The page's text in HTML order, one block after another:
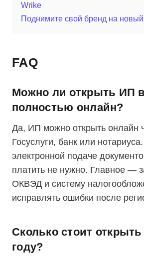
Wrike
Поднимите свой бренд на
FAQ
Можно ли открыть ИП в
полностью онлайн?
Да, ИП можно открыть онлайн
Госуслуги, банк или
электронной подаче
платить не нужно. Главное —
ОКВЭД и систему
исправлять ошибки после
Сколько стоит
году?